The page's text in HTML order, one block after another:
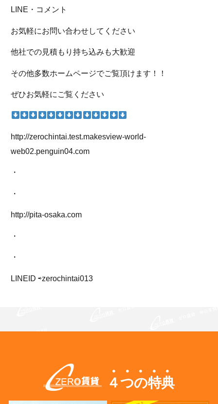
LINE・コメント
お気軽にお問い合わせしてください
他社での見積もり持ち込みも大歓迎
その他多数ホームページでご覧頂けます！！
ぜひお気軽にご覧ください
http://zerochintai.test.makesview-world-
web02.penguin04.com
・
・
http://pita-osaka.com
・
・
LINEID ⇨zerochintai013
４つの特典